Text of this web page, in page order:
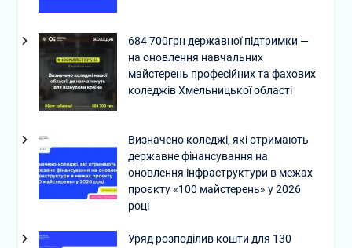
684 700грн державної підтримки —
на оновлення навчальних
майстерень професійних та фахових
коледжів Хмельницької області
Визначено коледжі, які отримають
державне фінансування на
оновлення інфраструктури в межах
проєкту «100 майстерень» у 2026
році
Уряд розподілив кошти для 130